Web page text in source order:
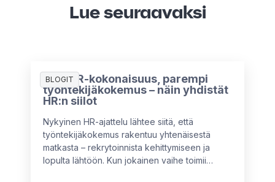
Lue seuraavaksi
BLOGIT
Yksi HR-kokonaisuus, parempi
työntekijäkokemus – näin yhdistät
HR:n siilot
Nykyinen HR-ajattelu lähtee siitä, että
työntekijäkokemus rakentuu yhtenäisestä
matkasta – rekrytoinnista kehittymiseen ja
lopulta lähtöön. Kun jokainen vaihe toimii